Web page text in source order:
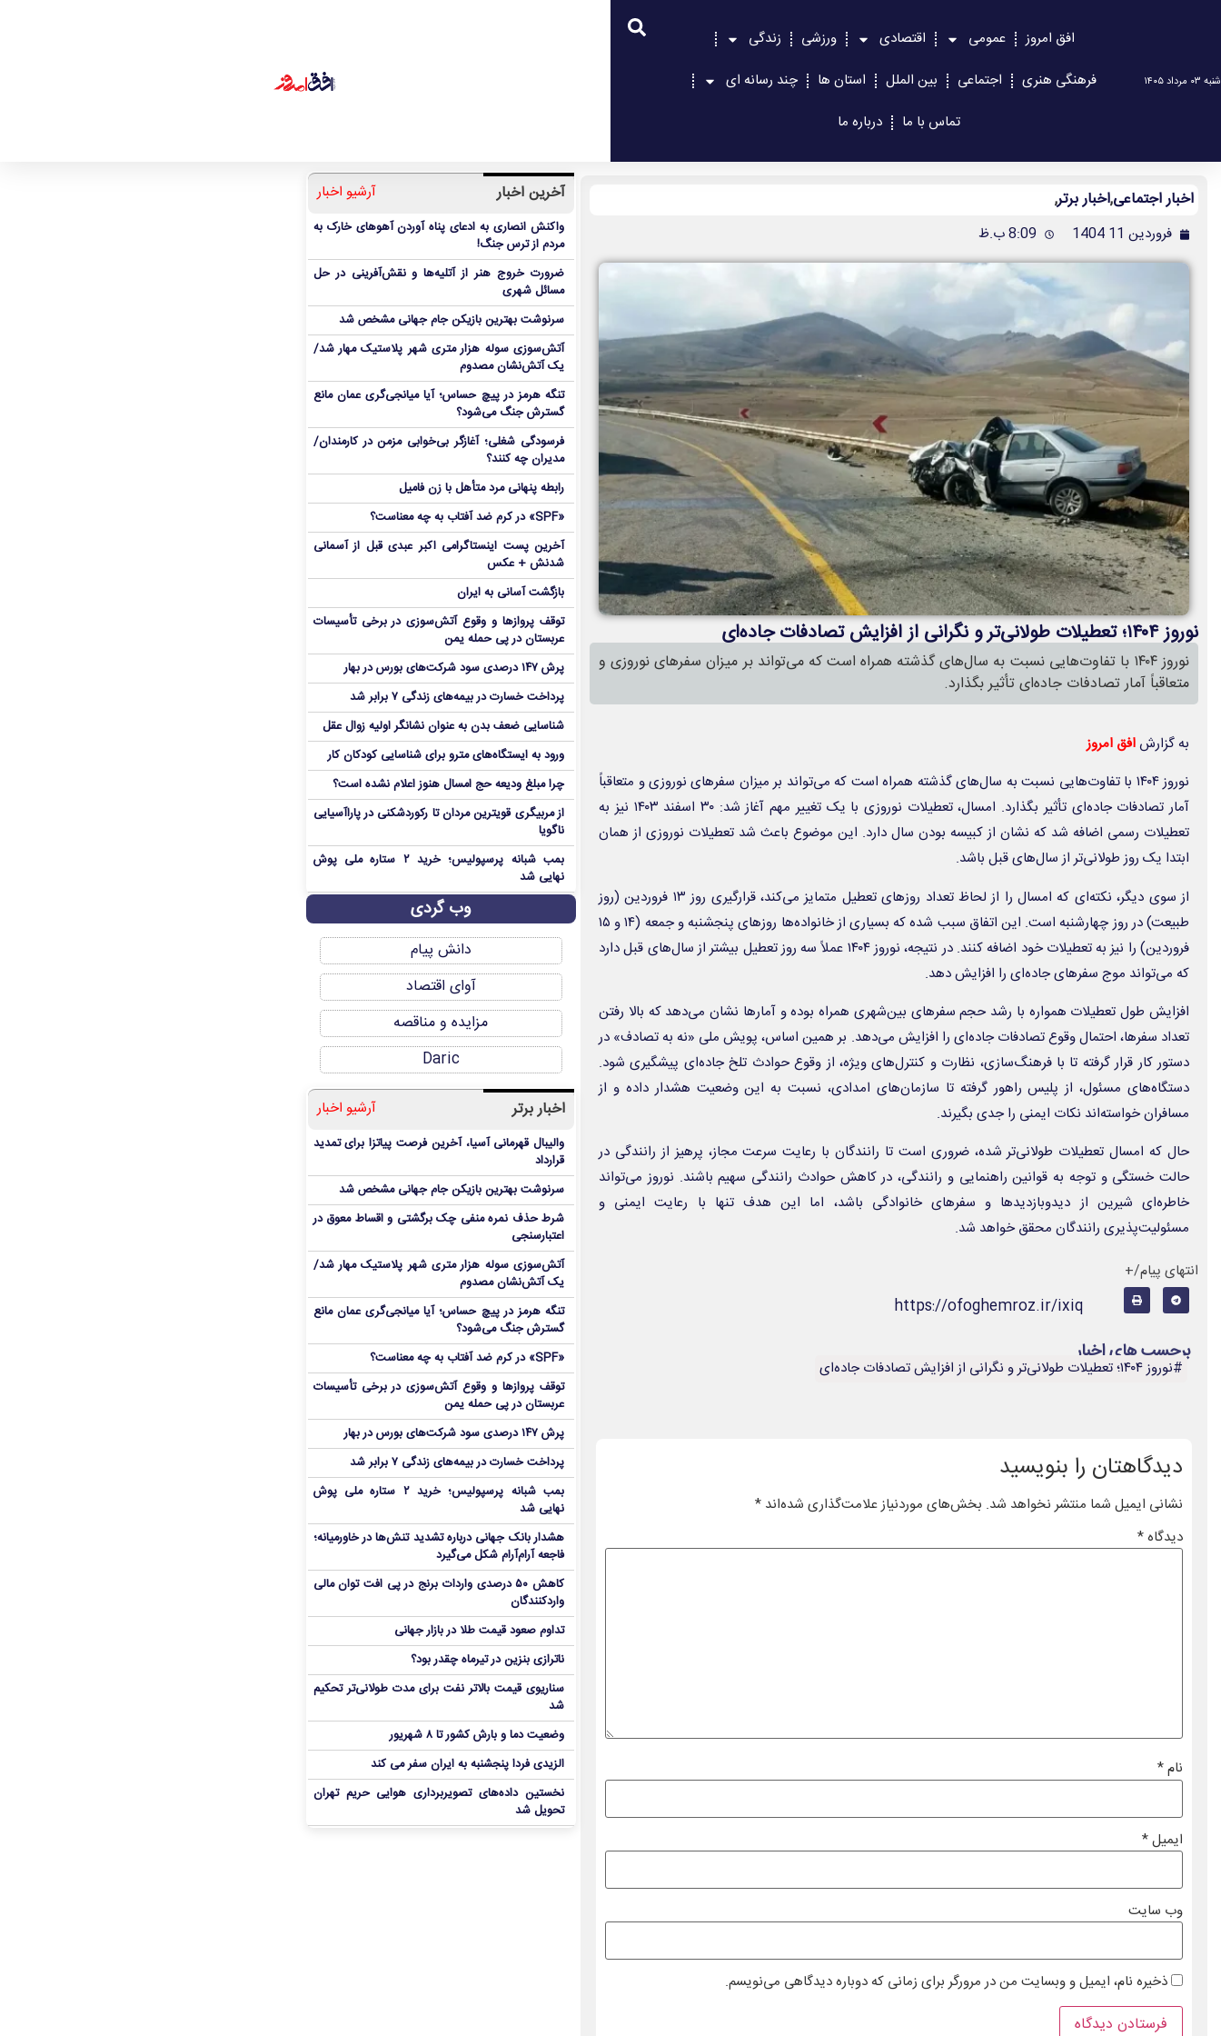
شنبه ۰۳ مرداد ۱۴۰۵
افق امروز عمومی اقتصادی ورزشی
زندگی
فرهنگی هنری
اجتماعی بین الملل استان ها
چند رسانه ای
تماس با ما
درباره ما
اخبار اجتماعی,اخبار برتر,
فروردین 11 1404 8:09 ب.ظ
نوروز ۱۴۰۴؛ تعطیلات طولانی‌تر و نگرانی از افزایش تصادفات جاده‌ای
نوروز ۱۴۰۴ با تفاوت‌هایی نسبت به سال‌های گذشته همراه است که می‌تواند بر میزان سفرهای نوروزی و
متعاقباً آمار تصادفات جاده‌ای تأثیر بگذارد.
به گزارش افق امروز
نوروز ۱۴۰۴ با تفاوت‌هایی نسبت به سال‌های گذشته همراه است که می‌تواند بر میزان سفرهای نوروزی و متعاقباً
آمار تصادفات جاده‌ای تأثیر بگذارد. امسال، تعطیلات نوروزی با یک تغییر مهم آغاز شد: ۳۰ اسفند ۱۴۰۳ نیز به
تعطیلات رسمی اضافه شد که نشان از کبیسه بودن سال دارد. این موضوع باعث شد تعطیلات نوروزی از همان
ابتدا یک روز طولانی‌تر از سال‌های قبل باشد.
از سوی دیگر، نکته‌ای که امسال را از لحاظ تعداد روزهای تعطیل متمایز می‌کند، قرارگیری روز ۱۳ فروردین (روز
طبیعت) در روز چهارشنبه است. این اتفاق سبب شده که بسیاری از خانواده‌ها روزهای پنجشنبه و جمعه (۱۴ و ۱۵
فروردین) را نیز به تعطیلات خود اضافه کنند. در نتیجه، نوروز ۱۴۰۴ عملاً سه روز تعطیل بیشتر از سال‌های قبل دارد
که می‌تواند موج سفرهای جاده‌ای را افزایش دهد.
افزایش طول تعطیلات همواره با رشد حجم سفرهای بین‌شهری همراه بوده و آمارها نشان می‌دهد که بالا رفتن
تعداد سفرها، احتمال وقوع تصادفات جاده‌ای را افزایش می‌دهد. بر همین اساس، پویش ملی «نه به تصادف» در
دستور کار قرار گرفته تا با فرهنگ‌سازی، نظارت و کنترل‌های ویژه، از وقوع حوادث تلخ جاده‌ای پیشگیری شود.
دستگاه‌های مسئول، از پلیس راهور گرفته تا سازمان‌های امدادی، نسبت به این وضعیت هشدار داده و از
مسافران خواسته‌اند نکات ایمنی را جدی بگیرند.
حال که امسال تعطیلات طولانی‌تر شده، ضروری است تا رانندگان با رعایت سرعت مجاز، پرهیز از رانندگی در
حالت خستگی و توجه به قوانین راهنمایی و رانندگی، در کاهش حوادث رانندگی سهیم باشند. نوروز می‌تواند
خاطره‌ای شیرین از دیدوبازدیدها و سفرهای خانوادگی باشد، اما این هدف تنها با رعایت ایمنی و
مسئولیت‌پذیری رانندگان محقق خواهد شد.
انتهای پیام/+
https://ofoghemroz.ir/ixiq
برچسب های اخبار
#نوروز ۱۴۰۴؛ تعطیلات طولانی‌تر و نگرانی از افزایش تصادفات جاده‌ای
دیدگاهتان را بنویسید
نشانی ایمیل شما منتشر نخواهد شد. بخش‌های موردنیاز علامت‌گذاری شده‌اند*
دیدگاه*
نام*
ایمیل*
وب‌ سایت
ذخیره نام، ایمیل و وبسایت من در مرورگر برای زمانی که دوباره دیدگاهی می‌نویسم.
آخرین اخبار آرشیو اخبار
واکنش انصاری به ادعای پناه آوردن آهوهای خارک به
مردم از ترس جنگ!
ضرورت خروج هنر از آتلیه‌ها و نقش‌آفرینی در حل
مسائل شهری
سرنوشت بهترین بازیکن جام جهانی مشخص شد
آتش‌سوزی سوله هزار متری شهر پلاستیک مهار شد/
یک آتش‌نشان مصدوم
تنگه هرمز در پیچ حساس؛ آیا میانجی‌گری عمان مانع
گسترش جنگ می‌شود؟
فرسودگی شغلی؛ آغازگر بی‌خوابی مزمن در کارمندان/
مدیران چه کنند؟
رابطه پنهانی مرد متأهل با زن فامیل
«SPF» در کرم ضد آفتاب به چه معناست؟
آخرین پست اینستاگرامی اکبر عبدی قبل از آسمانی
شدنش + عکس
بازگشت آسانی به ایران
توقف پروازها و وقوع آتش‌سوزی در برخی تأسیسات
عربستان در پی حمله یمن
پرش ۱۴۷ درصدی سود شرکت‌های بورس در بهار
پرداخت خسارت در بیمه‌های زندگی ۷ برابر شد
شناسایی ضعف بدن به عنوان نشانگر اولیه زوال عقل
ورود به ایستگاه‌های مترو برای شناسایی کودکان کار
چرا مبلغ ودیعه حج امسال هنوز اعلام نشده است؟
از مربیگری قویترین مردان تا رکوردشکنی در پاراآسیایی
ناگویا
بمب شبانه پرسپولیس؛ خرید ۲ ستاره ملی پوش
نهایی شد
وب گردی
دانش پیام
آوای اقتصاد
مزایده و مناقصه
Daric
اخبار برتر آرشیو اخبار
والیبال قهرمانی آسیا، آخرین فرصت پیاتزا برای تمدید
قرارداد
سرنوشت بهترین بازیکن جام جهانی مشخص شد
شرط حذف نمره منفی چک برگشتی و اقساط معوق در
اعتبارسنجی
آتش‌سوزی سوله هزار متری شهر پلاستیک مهار شد/
یک آتش‌نشان مصدوم
تنگه هرمز در پیچ حساس؛ آیا میانجی‌گری عمان مانع
گسترش جنگ می‌شود؟
«SPF» در کرم ضد آفتاب به چه معناست؟
توقف پروازها و وقوع آتش‌سوزی در برخی تأسیسات
عربستان در پی حمله یمن
پرش ۱۴۷ درصدی سود شرکت‌های بورس در بهار
پرداخت خسارت در بیمه‌های زندگی ۷ برابر شد
بمب شبانه پرسپولیس؛ خرید ۲ ستاره ملی پوش
نهایی شد
هشدار بانک جهانی درباره تشدید تنش‌ها در خاورمیانه؛
فاجعه آرام‌آرام شکل می‌گیرد
کاهش ۵۰ درصدی واردات برنج در پی افت توان مالی
واردکنندگان
تداوم صعود قیمت طلا در بازار جهانی
ناترازی بنزین در تیرماه چقدر بود؟
سناریوی قیمت بالاتر نفت برای مدت طولانی‌تر تحکیم
شد
وضعیت دما و بارش کشور تا ۸ شهریور
الزیدی فردا پنجشنبه به ایران سفر می کند
نخستین داده‌های تصویربرداری هوایی حریم تهران
تحویل شد